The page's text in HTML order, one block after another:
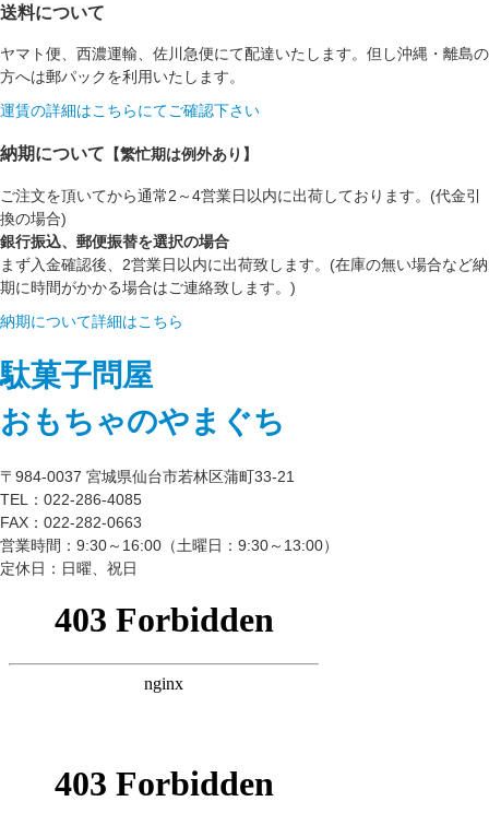
送料について
ヤマト便、西濃運輸、佐川急便にて配達いたします。但し沖縄・離島の
方へは郵パックを利用いたします。
運賃の詳細はこちらにてご確認下さい
納期について 【繁忙期は例外あり】
ご注文を頂いてから通常2～4営業日以内に出荷しております。(代金引
換の場合)
銀行振込、郵便振替を選択の場合
まず入金確認後、2営業日以内に出荷致します。(在庫の無い場合など納
期に時間がかかる場合はご連絡致します。)
納期について詳細はこちら
駄菓子問屋
おもちゃのやまぐち
〒984-0037 宮城県仙台市若林区蒲町33-21
TEL：022-286-4085
FAX：022-282-0663
営業時間：9:30～16:00（土曜日：9:30～13:00）
定休日：日曜、祝日